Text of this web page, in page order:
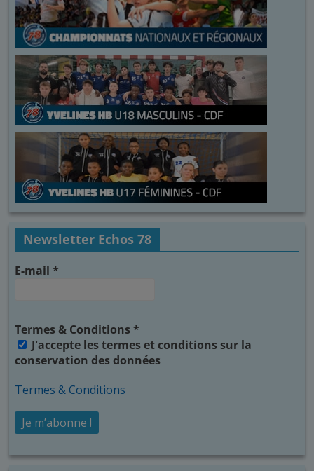
Newsletter Echos 78
E-mail*
Termes & Conditions*
J'accepte les termes et conditions sur la
conservation des données
Termes & Conditions